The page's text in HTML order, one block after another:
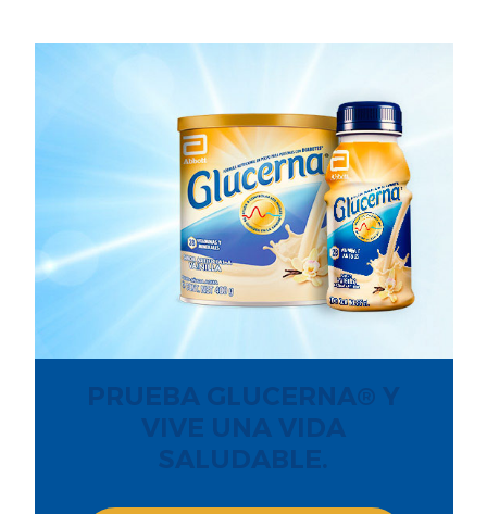
PRUEBA GLUCERNA® Y
VIVE UNA VIDA
SALUDABLE.